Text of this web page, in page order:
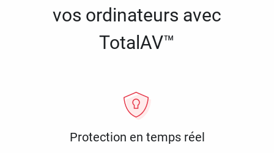
vos ordinateurs avec
TotalAV™
Protection en temps réel